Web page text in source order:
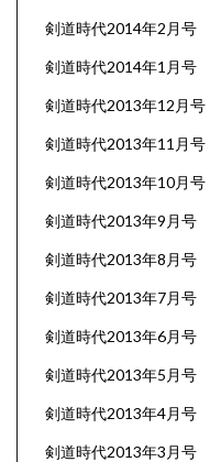
剣道時代2014年2月号
剣道時代2014年1月号
剣道時代2013年12月号
剣道時代2013年11月号
剣道時代2013年10月号
剣道時代2013年9月号
剣道時代2013年8月号
剣道時代2013年7月号
剣道時代2013年6月号
剣道時代2013年5月号
剣道時代2013年4月号
剣道時代2013年3月号